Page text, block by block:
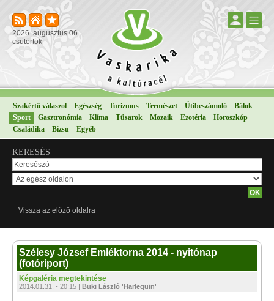
2026. augusztus 06.
csütörtök
Szakértő válaszol Egészség Turizmus Természet Útibeszámoló
Bálok
Sport
Gasztronómia Klíma Tűsarok Mozaik Ezotéria
Horoszkóp
Családika
Bizsu Egyéb
KERESÉS
Vissza az előző oldalra
Szélesy József Emléktorna 2014 - nyitónap
(fotóriport)
Képgaléria megtekintése
2014.01.31. - 20:15 | Büki László 'Harlequin'